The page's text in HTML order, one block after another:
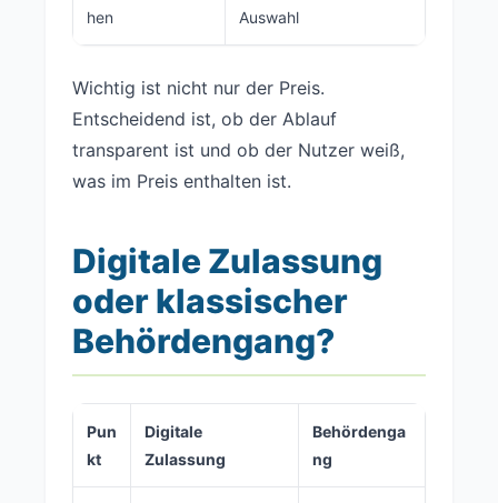
hen
Auswahl
Wichtig ist nicht nur der Preis.
Entscheidend ist, ob der Ablauf
transparent ist und ob der Nutzer weiß,
was im Preis enthalten ist.
Digitale Zulassung
oder klassischer
Behördengang?
Pun
kt
Digitale
Zulassung
Behördenga
ng